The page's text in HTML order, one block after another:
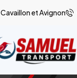
Cavaillon et Avignon